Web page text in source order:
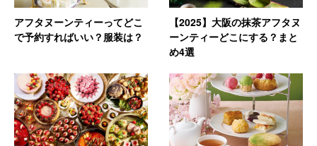
アフタヌーンティーってどこ
で予約すればいい？服装は？
【2025】大阪の抹茶アフタヌ
ーンティーどこにする？まと
め4選